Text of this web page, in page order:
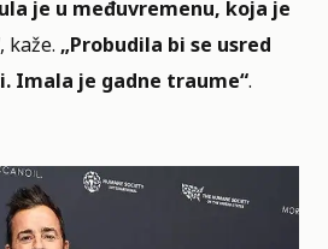
je u međuvremenu, koja je
, kaže. „Probudila bi se usred
Imala je gadne traume“.